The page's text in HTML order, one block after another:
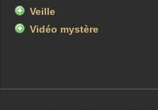
Veille
Vidéo mystère